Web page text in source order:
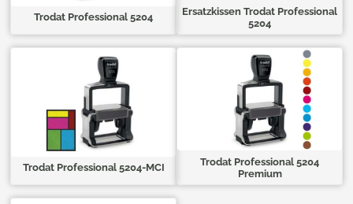
Trodat Professional 5204
Ersatzkissen Trodat Professional
5204
Trodat Professional 5204-MCI
Trodat Professional 5204
Premium